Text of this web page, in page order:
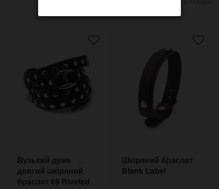
Вузький дуже
довгий шкіряний
браслет 69 Riveted
Шкіряний браслет
Blank Label